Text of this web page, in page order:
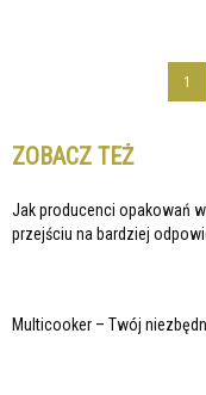
1
ZOBACZ TEŻ
Jak producenci opakowań
przejściu na bardziej
Multicooker – Twój